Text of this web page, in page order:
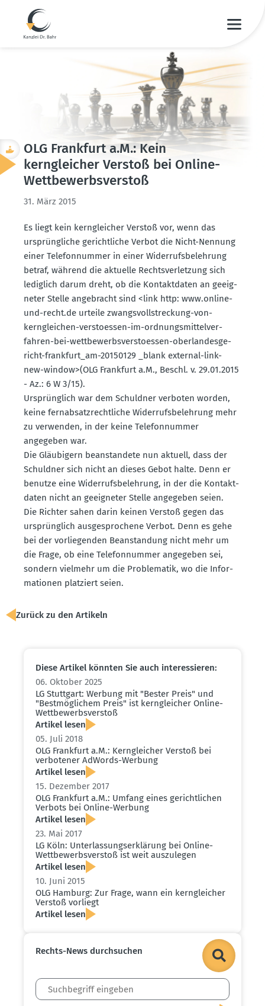
OLG Frankfurt a.M.: Kein
kerngleicher Verstoß bei Online-
Wettbe­werbs­verstoß
31. März 2015
Es liegt kein kerngleicher Verstoß vor, wenn das
ursprüng­liche gericht­liche Verbot die Nicht-Nennung
einer Telefon­nummer in einer Wider­rufs­be­lehrung
betraf, während die aktuelle Rechts­ver­letzung sich
lediglich darum dreht, ob die Kontakt­daten an geeig­
neter Stelle angebracht sind <link http: www.​online-​
und-​recht.​de urteile zwangs­voll­stre­ckung-von-
kerngleichen-verstoessen-im-ordnungs­mit­tel­ver­
fahren-bei-wettbe­werbs­ver­stoessen-oberlan­des­ge­
richt-frank­furt_am-20150129 _blank external-link-
new-window>(OLG Frankfurt a.M., Beschl. v. 29.01.2015
- Az.: 6 W 3/15).
Ursprünglich war dem Schuldner verboten worden,
keine fernab­satz­recht­liche Wider­rufs­be­lehrung mehr
zu verwenden, in der keine Telefon­nummer
angegeben war.
Die Gläubigern beanstandete nun aktuell, dass der
Schuldner sich nicht an dieses Gebot halte. Denn er
benutze eine Wider­rufs­be­lehrung, in der die Kontakt­
daten nicht an geeig­neter Stelle angegeben seien.
Die Richter sahen darin keinen Verstoß gegen das
ursprünglich ausge­spro­chene Verbot. Denn es gehe
bei der vorlie­genden Beanstandung nicht mehr um
die Frage, ob eine Telefon­nummer angegeben sei,
sondern vielmehr um die Proble­matik, wo die Infor­
ma­tionen platziert seien.
Zurück zu den Artikeln
Diese Artikel könnten Sie auch inter­es­sieren:
06. Oktober 2025
LG Stuttgart: Werbung mit "Bester Preis" und
"Bestmög­lichem Preis" ist kerngleicher Online-
Wettbe­werbs­verstoß
Artikel lesen
05. Juli 2018
OLG Frankfurt a.M.: Kerngleicher Verstoß bei
verbo­tener AdWords-Werbung
Artikel lesen
15. Dezember 2017
OLG Frankfurt a.M.: Umfang eines gericht­lichen
Verbots bei Online-Werbung
Artikel lesen
23. Mai 2017
LG Köln: Unter­las­sungs­er­klärung bei Online-
Wettbe­werbs­verstoß ist weit auszu­legen
Artikel lesen
10. Juni 2015
OLG Hamburg: Zur Frage, wann ein kerngleicher
Verstoß vorliegt
Artikel lesen
Rechts-News durch­suchen